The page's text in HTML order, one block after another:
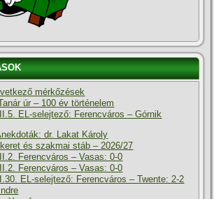
mérkőzések
úr – 100 év történelem
EL-selejtező: Ferencváros – Górnik
dr. Lakat Károly
és szakmai stáb – 2026/27
Ferencváros – Vasas: 0-0
Ferencváros – Vasas: 0-0
EL-selejtező: Ferencváros – Twente: 2-2